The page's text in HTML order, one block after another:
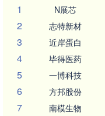
1
N展芯
2 志特新材
3 近岸蛋白
4 毕得医药
5 一博科技
6 方邦股份
7 南模生物